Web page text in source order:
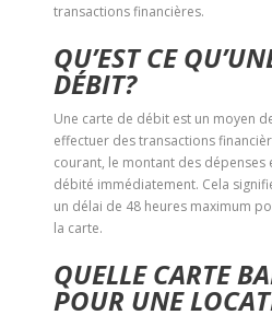
transactions financières.
QU’EST CE
DÉBIT?
Une carte de débit est un moyen
effectuer des transactions
courant, le montant des dépenses
débité immédiatement. Cela
un délai de 48 heures maximum
la carte.
QUELLE CARTE
POUR UNE